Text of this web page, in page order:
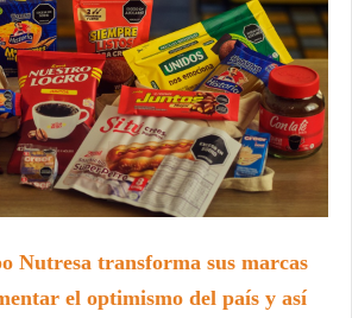
Nutresa transforma sus marcas
el optimismo del país y así